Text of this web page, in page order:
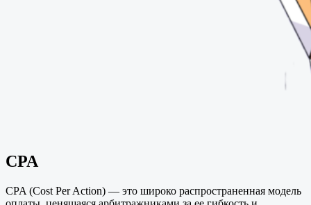
CPA
CPA (Cost Per Action) — это широко распространенная модель